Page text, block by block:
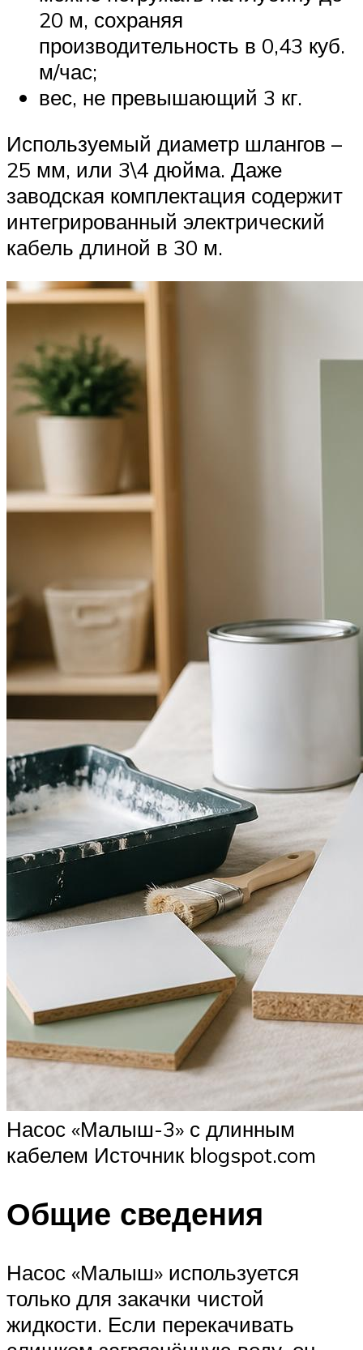
20 м, сохраняя
производительность в 0,43 куб.
м/час;
вес, не превышающий 3 кг.
Используемый диаметр шлангов –
25 мм, или 3\4 дюйма. Даже
заводская комплектация содержит
интегрированный электрический
кабель длиной в 30 м.
Насос «Малыш-3» с длинным
кабелем Источник blogspot.com
Общие сведения
Насос «Малыш» используется
только для закачки чистой
жидкости. Если перекачивать